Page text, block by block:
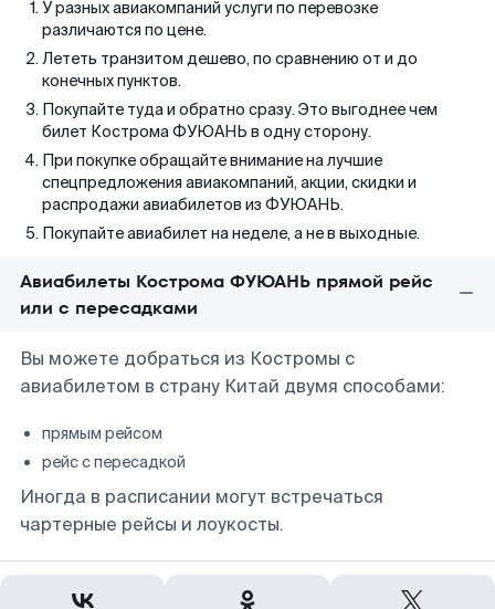
У разных авиакомпаний услуги по перевозке
различаются по цене.
Лететь транзитом дешево, по сравнению от и до
конечных пунктов.
Покупайте туда и обратно сразу. Это выгоднее чем
билет Кострома ФУЮАНЬ в одну сторону.
При покупке обращайте внимание на лучшие
спецпредложения авиакомпаний, акции, скидки и
распродажи авиабилетов из ФУЮАНЬ.
Покупайте авиабилет на неделе, а не в выходные.
Авиабилеты Кострома ФУЮАНЬ прямой рейс
или с пересадками
Вы можете добраться из Костромы с
авиабилетом в страну Китай двумя способами:
прямым рейсом
рейс с пересадкой
Иногда в расписании могут встречаться
чартерные рейсы и лоукосты.